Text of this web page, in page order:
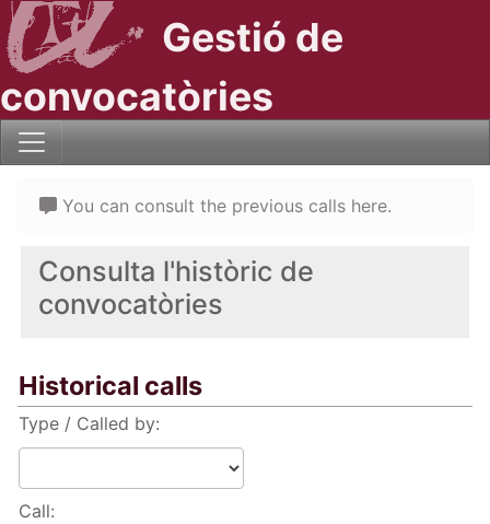
Gestió de
convocatòries
Consulta l'històric de
convocatòries
Historical calls
Type / Called by:
Call:
You can consult the previous calls here.